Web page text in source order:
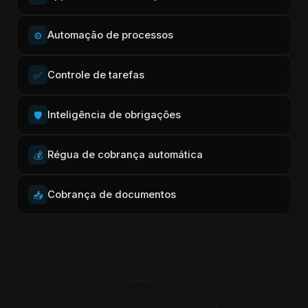
⚙️ Automação de processos
✅ Controle de tarefas
🛡️ Inteligência de obrigações
💰 Régua de cobrança automática
📥 Cobrança de documentos